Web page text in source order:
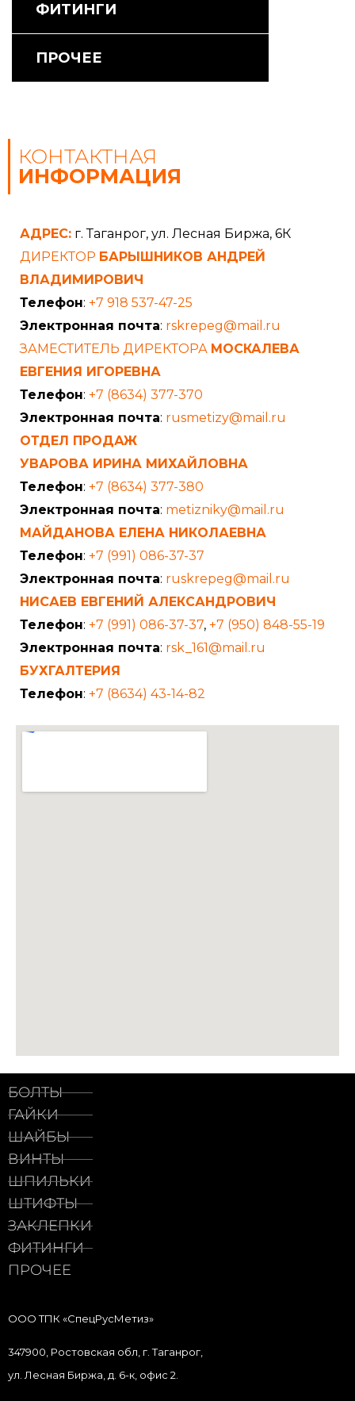
ФИТИНГИ
ПРОЧЕЕ
КОНТАКТНАЯ
ИНФОРМАЦИЯ
АДРЕС: г. Таганрог, ул. Лесная Биржа, 6К
ДИРЕКТОР БАРЫШНИКОВ АНДРЕЙ
ВЛАДИМИРОВИЧ
Телефон: +7 918 537-47-25
Электронная почта: rskrepeg@mail.ru
ЗАМЕСТИТЕЛЬ ДИРЕКТОРА МОСКАЛЕВА
ЕВГЕНИЯ ИГОРЕВНА
Телефон: +7 (8634) 377-370
Электронная почта: rusmetizy@mail.ru
ОТДЕЛ ПРОДАЖ
УВАРОВА ИРИНА МИХАЙЛОВНА
Телефон: +7 (8634) 377-380
Электронная почта: metizniky@mail.ru
МАЙДАНОВА ЕЛЕНА НИКОЛАЕВНА
Телефон: +7 (991) 086-37-37
Электронная почта: ruskrepeg@mail.ru
НИСАЕВ ЕВГЕНИЙ АЛЕКСАНДРОВИЧ
Телефон: +7 (991) 086-37-37, +7 (950) 848-55-19
Электронная почта: rsk_161@mail.ru
БУХГАЛТЕРИЯ
Телефон: +7 (8634) 43-14-82
БОЛТЫ
ГАЙКИ
ШАЙБЫ
ВИНТЫ
ШПИЛЬКИ
ШТИФТЫ
ЗАКЛЕПКИ
ФИТИНГИ
ПРОЧЕЕ
ООО ТПК «СпецРусМетиз»
347900, Ростовская обл, г. Таганрог,
ул. Лесная Биржа, д. 6-к, офис 2.